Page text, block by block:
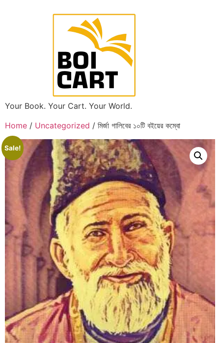
Your Book. Your Cart. Your World.
Home / Uncategorized / মির্জা গালিবের ১০টি বইয়ের কম্বো
Sale!